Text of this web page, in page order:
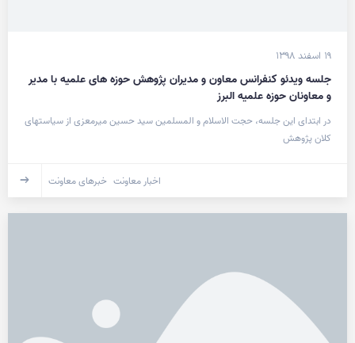
۱۹ اسفند ۱۳۹۸
جلسه ویدئو کنفرانس معاون و مدیران پژوهش حوزه های علمیه با مدیر
و معاونان حوزه علمیه البرز
در ابتدای این جلسه، حجت الاسلام و المسلمین سید حسین میرمعزی از سیاست­های
کلان پژوهش
اخبار معاونت خبرهای معاونت